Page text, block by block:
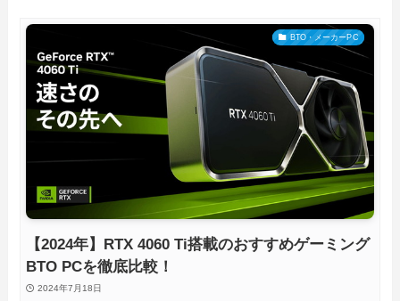
BTO・メーカーPC
【2024年】RTX 4060 Ti搭載のおすすめゲーミング
BTO PCを徹底比較！
2024年7月18日